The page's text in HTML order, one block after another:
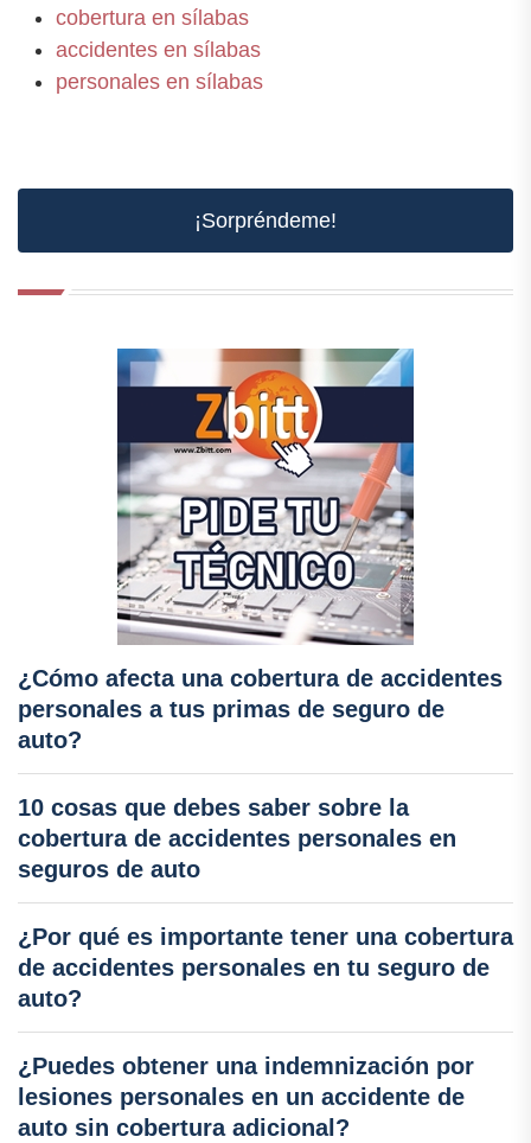
cobertura en sílabas
accidentes en sílabas
personales en sílabas
¡Sorpréndeme!
¿Cómo afecta una cobertura de accidentes
personales a tus primas de seguro de
auto?
10 cosas que debes saber sobre la
cobertura de accidentes personales en
seguros de auto
¿Por qué es importante tener una cobertura
de accidentes personales en tu seguro de
auto?
¿Puedes obtener una indemnización por
lesiones personales en un accidente de
auto sin cobertura adicional?